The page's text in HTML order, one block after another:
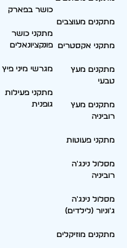
מתקנים מעוצבים
מתקני אקסטרים
מתקנים מעץ
טבעי
מתקנים מעץ
רוביניה
מתקני פעוטות
מסלול נינג'ה
רוביניה
מסלול נינג'ה
ג'וניור (לילדים)
מתקנים מוזיקלים
כושר בפארק
מתקני כושר
פונקציונאלים
מגרשי מיני פיץ
מתקני פעילות
גופנית